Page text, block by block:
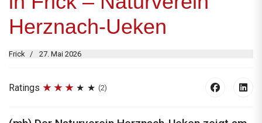
Herznach-Ueken
Frick 27. Mai 2026
Ratings (2)